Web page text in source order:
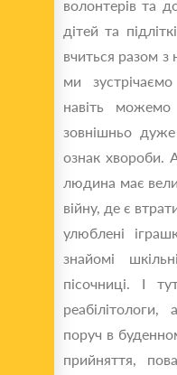
волонтерів та
дітей та
вчиться разом
ми
навіть
зовнішньо
ознак хвороби.
людина має
війну, де є
улюблені
знайомі
пісочниці. І
поруч в
прийняття,